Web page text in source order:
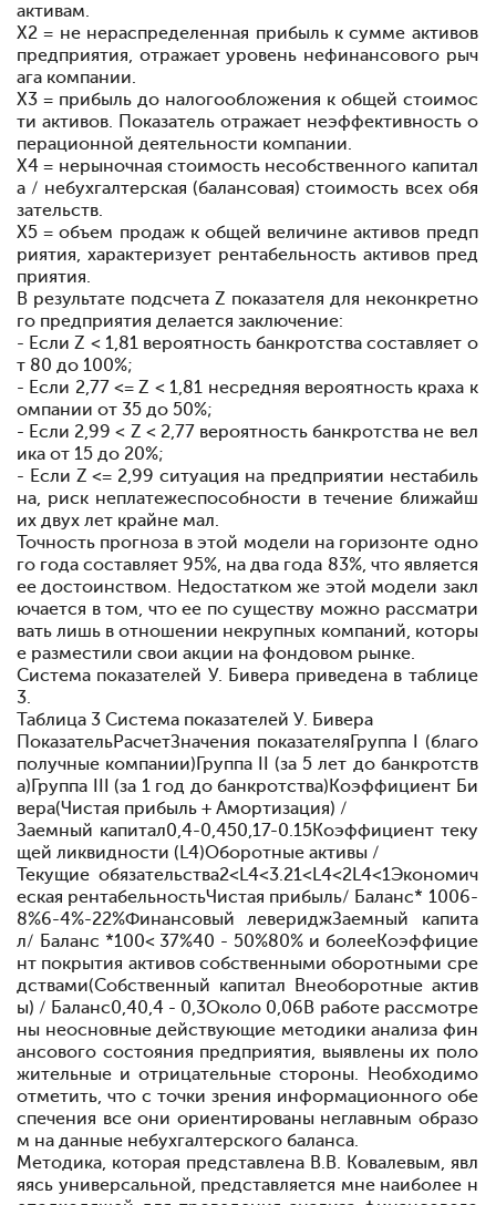
активам.
X2 = не нераспределенная прибыль к сумме активов
предприятия, отражает уровень нефинансового рыч
ага компании.
X3 = прибыль до налогообложения к общей стоимос
ти активов. Показатель отражает неэффективность о
перационной деятельности компании.
X4 = нерыночная стоимость несобственного капитал
а / небухгалтерская (балансовая) стоимость всех обя
зательств.
Х5 = объем продаж к общей величине активов предп
риятия, характеризует рентабельность активов пред
приятия.
В результате подсчета Z показателя для неконкретно
го предприятия делается заключение:
- Если Z < 1,81 вероятность банкротства составляет о
т 80 до 100%;
- Если 2,77 <= Z < 1,81 несредняя вероятность краха к
омпании от 35 до 50%;
- Если 2,99 < Z < 2,77 вероятность банкротства не вел
ика от 15 до 20%;
- Если Z <= 2,99ситуация на предприятии нестабиль
на, риск неплатежеспособности в течение ближайш
их двух лет крайне мал.
Точность прогноза в этой модели на горизонте одно
го года составляет 95%, на два года 83%, что является
ее достоинством. Недостатком же этой модели закл
ючается в том, что ее по существу можно рассматри
вать лишь в отношении некрупных компаний, которы
е разместили свои акции на фондовом рынке.
Система показателей У. Бивера приведена в таблице
3.
Таблица 3 Система показателей У. Бивера
ПоказательРасчетЗначения показателяГруппа I (благо
получные компании)Группа II (за 5 лет до банкротств
а)Группа III (за 1 год до банкротства) Коэффициент Би
вера(Чистая прибыль + Амортизация) /
Заемный капитал0,4-0,450,17-0.15Коэффициент теку
щей ликвидности (L4)Оборотные активы /
Текущие обязательства2<L4<3.21<L4<2L4<1Экономич
еская рентабельностьЧистая прибыль/ Баланс* 1006-
8%6-4%-22%Финансовый левериджЗаемный капита
л/ Баланс *100< 37%40 - 50%80% и болееКоэффицие
нт покрытия активов собственными оборотными сре
дствами(Собственный капитал
Внеоборотные актив
ы) / Баланс0,40,4 - 0,3Около 0,06 В работе рассмотре
ны неосновные действующие методики анализа фин
ансового состояния предприятия, выявлены их поло
жительные и отрицательные стороны. Необходимо
отметить, что с точки зрения информационного обе
спечения все они ориентированы неглавным образо
м на данные небухгалтерского баланса.
Методика, которая представлена В.В. Ковалевым, явл
яясь универсальной, представляется мне наиболее н